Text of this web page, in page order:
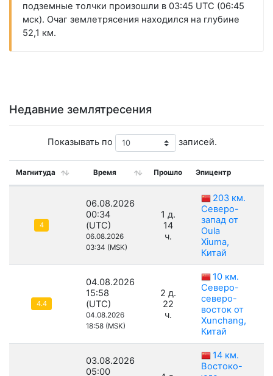
подземные толчки произошли в 03:45 UTC (06:45
мск). Очаг землетрясения находился на глубине
52,1 км.
Недавние землятресения
Показывать по записей.
Магнитуда Время Прошло Эпицентр
4
06.08.2026
00:34
(UTC)
06.08.2026
03:34 (MSK)
1 д.
14
ч.
203 км.
Северо-
запад от
Oula
Xiuma,
Китай
4.4
04.08.2026
15:58
(UTC)
04.08.2026
18:58 (MSK)
2 д.
22
ч.
10 км.
Северо-
северо-
восток от
Xunchang,
Китай
03.08.2026
05:00
14 км.
Востоко-